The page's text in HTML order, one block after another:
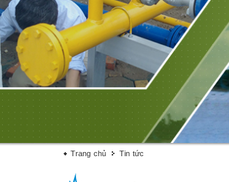
Trang chủ Tin tức